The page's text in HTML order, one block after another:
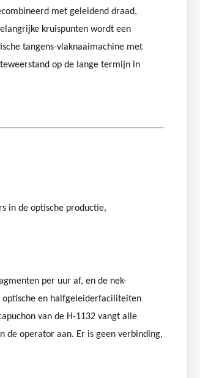
met geleidend draad,
kruispunten wordt een
tangens-vlaknaaimachine met
op de lange termijn in
in de optische productie,
per uur af, en de nek-
optische en halfgeleiderfaciliteiten
van de H-1132 vangt alle
de operator aan. Er is geen verbinding,